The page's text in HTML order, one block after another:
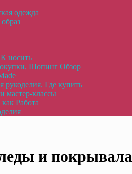
одежда
носить
Шопинг Обзор
рукоделия. Где купить
мастер-классы
Работа
и покрывала